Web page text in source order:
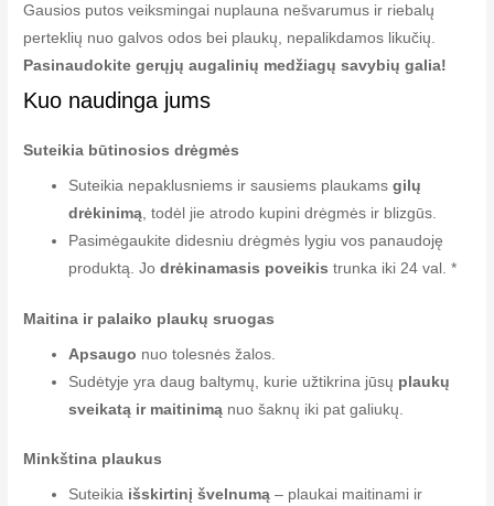
Gausios putos veiksmingai nuplauna nešvarumus ir riebalų
perteklių nuo galvos odos bei plaukų, nepalikdamos likučių.
Pasinaudokite gerųjų augalinių medžiagų savybių galia!
Kuo naudinga jums
Suteikia būtinosios drėgmės
Suteikia nepaklusniems ir sausiems plaukamsgilų
drėkinimą, todėl jie atrodo kupini drėgmės ir blizgūs.
Pasimėgaukite didesniu drėgmės lygiu vos panaudoję
produktą. Jodrėkinamasis poveikis trunka iki 24 val. *
Maitina ir palaiko plaukų sruogas
Apsaugo nuo tolesnės žalos.
Sudėtyje yra daug baltymų, kurie užtikrina jūsų plaukų
sveikatą ir maitinimą nuo šaknų iki pat galiukų.
Minkština plaukus
Suteikia išskirtinį švelnumą – plaukai maitinami ir